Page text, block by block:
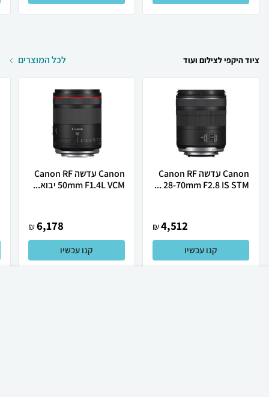
ציוד היקפי לצילום ועוד לכל המוצרים
Canon עדשה Canon RF
28-70mm F2.8 IS STM ...
4,512
₪
קנו עכשיו
Canon ‏עדשה Canon RF
50mm F1.4L VCM יבוא...
6,178
₪
קנו עכשיו